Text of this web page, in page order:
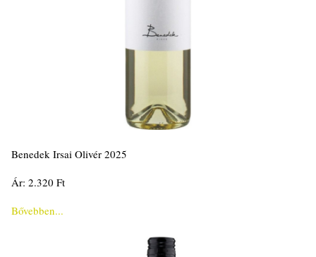
Benedek Irsai Olivér 2025
Ár: 2.320 Ft
Bővebben...